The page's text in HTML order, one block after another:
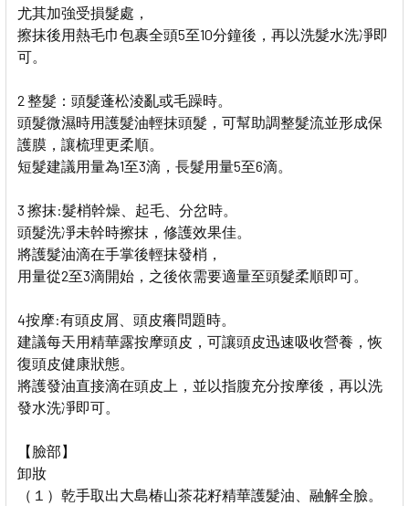
尤其加強受損髮處，
擦抹後用熱毛巾包裹全頭5至10分鐘後，再以洗髮水洗凈即
可。
2 整髮：頭髮蓬松淩亂或毛躁時。
頭髮微濕時用護髮油輕抹頭髮，可幫助調整髮流並形成保
護膜，讓梳理更柔順。
短髮建議用量為1至3滴，長髮用量5至6滴。
3 擦抹:髮梢幹燥、起毛、分岔時。
頭髮洗凈未幹時擦抹，修護效果佳。
將護髮油滴在手掌後輕抹發梢，
用量從2至3滴開始，之後依需要適量至頭髮柔順即可。
4按摩:有頭皮屑、頭皮癢問題時。
建議每天用精華露按摩頭皮，可讓頭皮迅速吸收營養，恢
復頭皮健康狀態。
將護發油直接滴在頭皮上，並以指腹充分按摩後，再以洗
發水洗凈即可。
【臉部】
卸妝
（１）乾手取出大島椿山茶花籽精華護髮油、融解全臉。